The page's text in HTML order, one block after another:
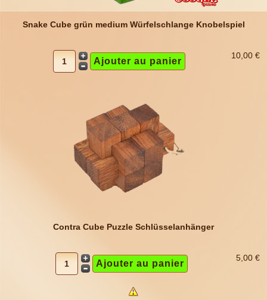
Snake Cube grün medium Würfelschlange Knobelspiel
10,00 €
Contra Cube Puzzle Schlüsselanhänger
5,00 €